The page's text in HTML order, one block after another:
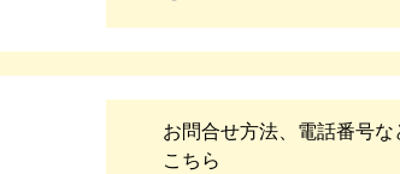
お問合せ方法、電話番号な
こちら